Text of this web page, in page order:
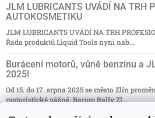
JLM LUBRICANTS UVÁDÍ NA TRH
AUTOKOSMETIKU
JLM LUBRICANTS UVÁDÍ NA TRH
Řada produktů Liquid Tools nyní nab...
Burácení motorů, vůně benzínu a
2025!
Od 15. do 17. srpna 2025 se město Zlín
motoristické vášně. Barum Rally Zl...